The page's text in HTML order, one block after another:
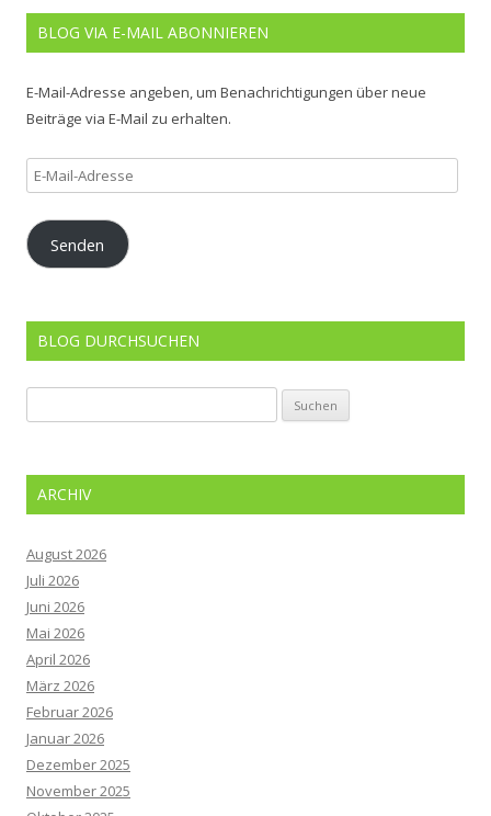
BLOG VIA E-MAIL ABONNIEREN
E-Mail-Adresse angeben, um Benachrichtigungen über neue
Beiträge via E-Mail zu erhalten.
E-
Mail-
Adresse
Senden
BLOG DURCHSUCHEN
nach:
ARCHIV
August 2026
Juli 2026
Juni 2026
Mai 2026
April 2026
März 2026
Februar 2026
Januar 2026
Dezember 2025
November 2025